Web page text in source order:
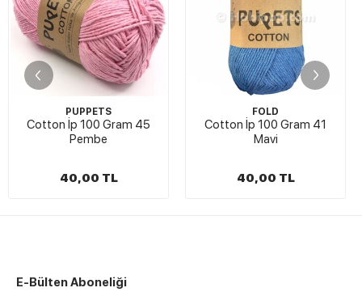
PUPPETS
Cotton İp 100 Gram 45
Pembe
40,00 TL
FOLD
Cotton İp 100 Gram 41
Mavi
40,00 TL
E-Bülten Aboneliği